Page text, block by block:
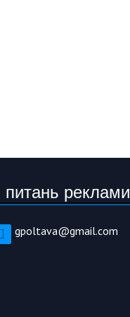
реклами
gpoltava@gmail.com